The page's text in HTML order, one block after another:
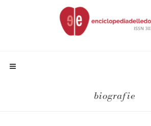
biografie